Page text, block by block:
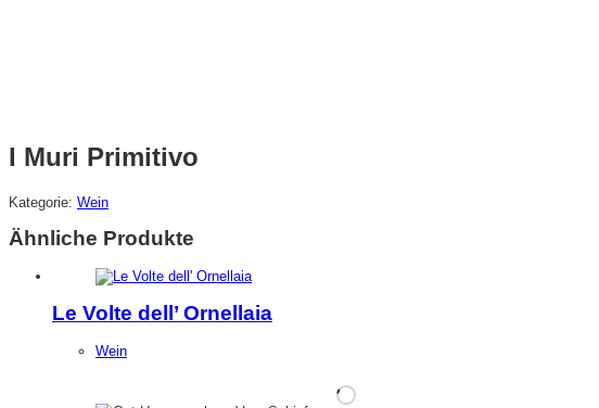
I Muri Primitivo
Kategorie: Wein
Ähnliche Produkte
Le Volte dell’ Ornellaia
Wein